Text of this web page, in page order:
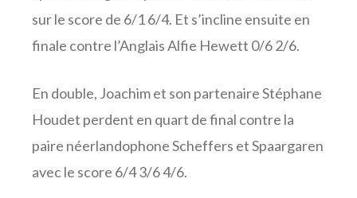
sur le score de 6/1 6/4. Et s’incline ensuite en
finale contre l’Anglais Alfie Hewett 0/6 2/6.
En double, Joachim et son partenaire Stéphane
Houdet perdent en quart de final contre la
paire néerlandophone Scheffers et Spaargaren
avec le score 6/4 3/6 4/6.